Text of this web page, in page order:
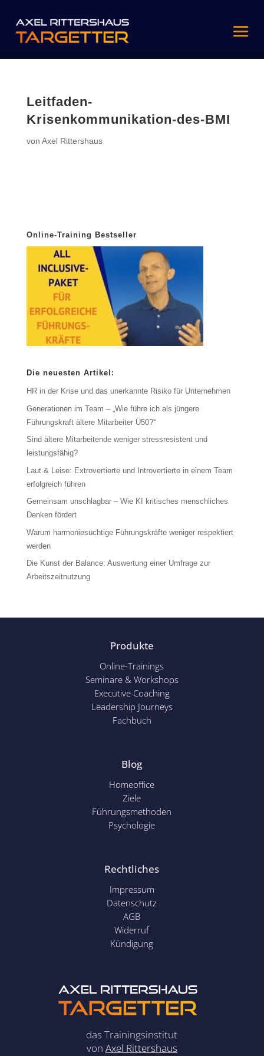
Leitfaden-
Krisenkommunikation-des-BMI
von Axel Rittershaus
Online-Training Bestseller
Die neuesten Artikel:
HR in der Krise und das unerkannte Risiko für Unternehmen
Generationen im Team – „Wie führe ich als jüngere
Führungskraft ältere Mitarbeiter Ü50?“
Sind ältere Mitarbeitende weniger stressresistent und
leistungsfähig?
Laut & Leise: Extrovertierte und Introvertierte in einem Team
erfolgreich führen
Gemeinsam unschlagbar – Wie KI kritisches menschliches
Denken fördert
Warum harmoniesüchtige Führungskräfte weniger respektiert
werden
Die Kunst der Balance: Auswertung einer Umfrage zur
Arbeitszeitnutzung
Produkte
Online-Trainings
Seminare & Workshops
Executive Coaching
Leadership Journeys
Fachbuch
Blog
Homeoffice
Ziele
Führungsmethoden
Psychologie
Rechtliches
Impressum
Datenschutz
AGB
Widerruf
Kündigung
das Trainingsinstitut
von Axel Rittershaus